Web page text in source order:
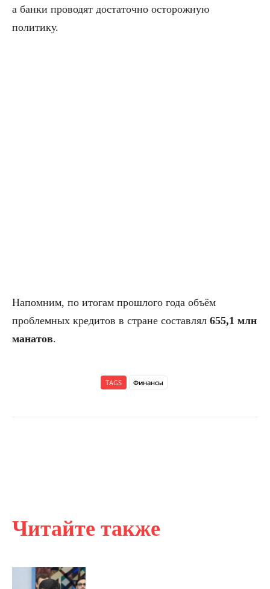
Читайте также
а банки проводят достаточно осторожную
политику.
Напомним, по итогам прошлого года объём
проблемных кредитов в стране составлял 655,1 млн
манатов.
TAGS Финансы